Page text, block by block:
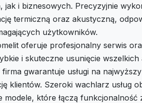
jak i biznesowych. Precyzyjnie
termiczną oraz akustyczną,
użytkowników.
oferuje profesjonalny serwis
i skuteczne usunięcie
gwarantuje usługi na
klientów. Szeroki wachlarz usług
modele, które łączą funkcjonalność